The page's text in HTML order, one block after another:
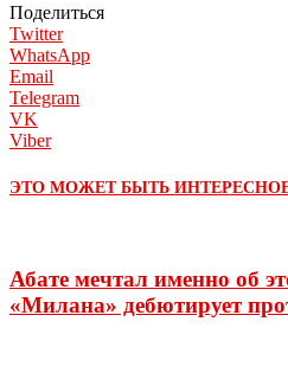
Поделиться
Twitter
WhatsApp
Email
Telegram
VK
Viber
ЭТО МОЖЕТ БЫТЬ ИНТЕРЕСНО
Абате мечтал именно об
«Милана» дебютирует